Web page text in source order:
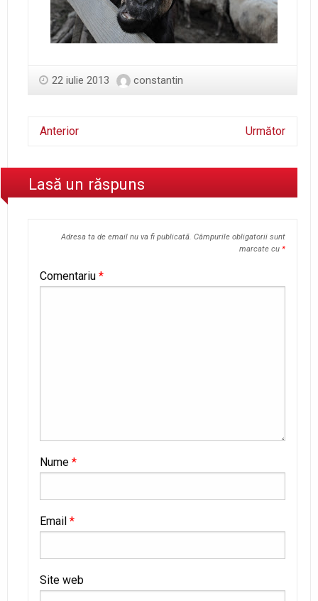
22 iulie 2013 constantin
Anterior Următor
Lasă un răspuns
Adresa ta de email nu va fi publicată. Câmpurile obligatorii sunt
marcate cu *
Comentariu *
Nume *
Email *
Site web